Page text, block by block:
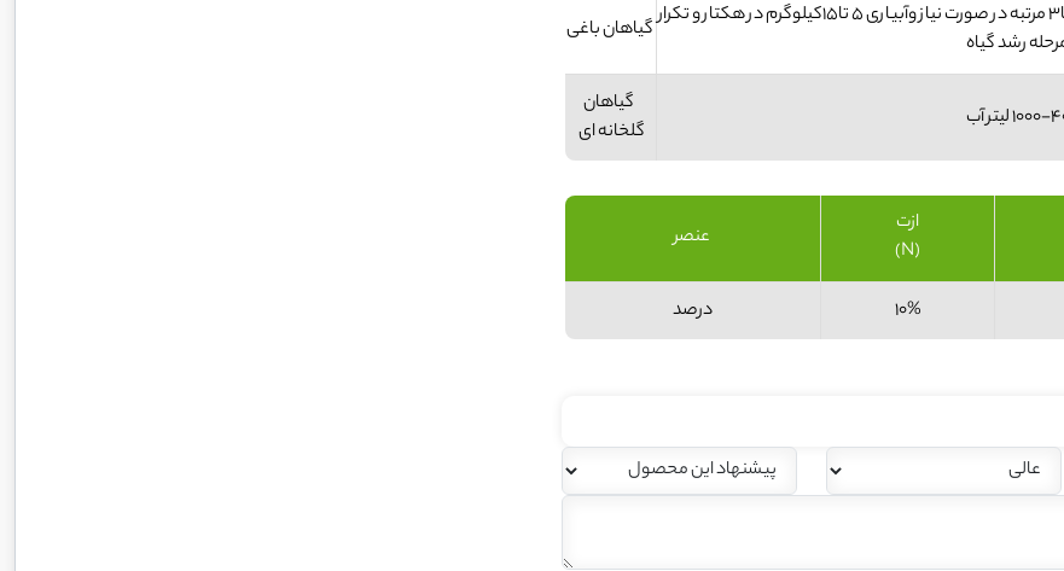
گیاهان باغی . محلول پاشی ۳ تا ۵ کیلوگرم در۴۰۰-۱۰۰۰ لیتر آب در زمان بروز کمبود و تکرار ۲ تا۳ مرتبه در صورت نیاز وآبیاری ۵ تا۱۵کیلوگرم در هکتار و تکرار
رشد گیاه
گیاهان
گلخانه ای
عنصر
ازت
(N)
درصد 10%